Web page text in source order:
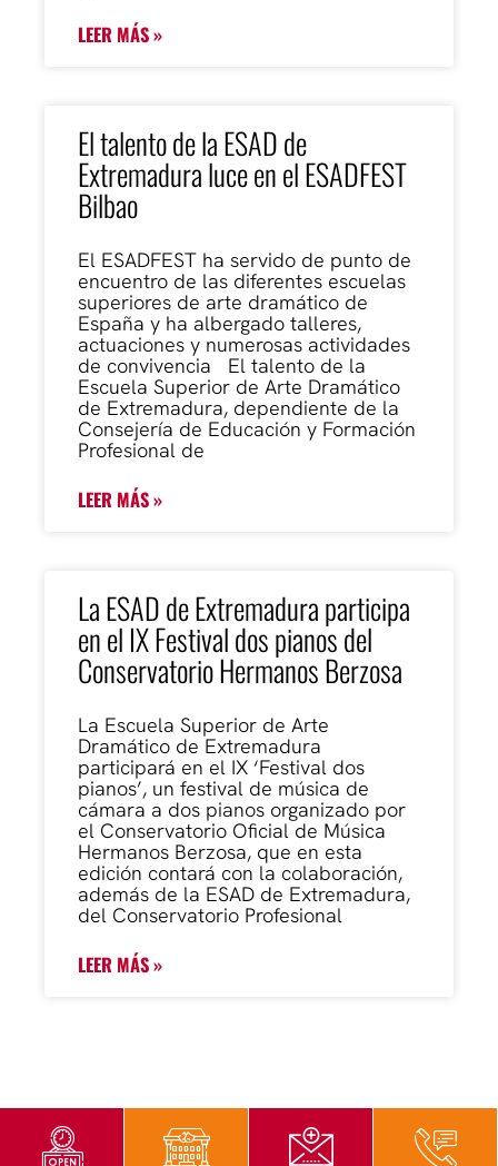
LEER MÁS »
El talento de la ESAD de
Extremadura luce en el ESADFEST
Bilbao
El ESADFEST ha servido de punto de
encuentro de las diferentes escuelas
superiores de arte dramático de
España y ha albergado talleres,
actuaciones y numerosas actividades
de convivencia El talento de la
Escuela Superior de Arte Dramático
de Extremadura, dependiente de la
Consejería de Educación y Formación
Profesional de
LEER MÁS »
La ESAD de Extremadura participa
en el IX Festival dos pianos del
Conservatorio Hermanos Berzosa
La Escuela Superior de Arte
Dramático de Extremadura
participará en el IX ‘Festival dos
pianos’, un festival de música de
cámara a dos pianos organizado por
el Conservatorio Oficial de Música
Hermanos Berzosa, que en esta
edición contará con la colaboración,
además de la ESAD de Extremadura,
del Conservatorio Profesional
LEER MÁS »